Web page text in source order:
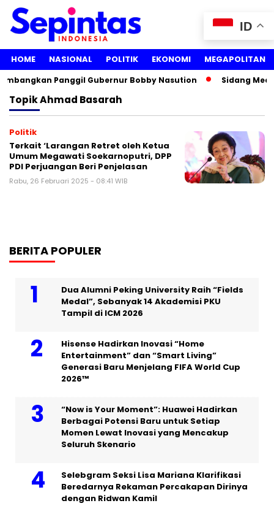
HOME NASIONAL POLITIK EKONOMI MEGAPOLITAN
Panggil Gubernur Bobby Nasution Sidang
TopikAhmad Basarah
Politik
Terkait ‘Larangan Retret oleh Ketua
Umum Megawati Soekarnoputri, DPP
PDI Perjuangan Beri Penjelasan
Rabu, 26 Februari 2025 - 08:41 WIB
BERITA POPULER
Dua Alumni Peking University Raih “Fields
Medal”, Sebanyak 14 Akademisi PKU
Tampil di ICM 2026
Hisense Hadirkan Inovasi “Home
Entertainment” dan “Smart Living”
Generasi Baru Menjelang FIFA World Cup
2026™
“Now is Your Moment”: Huawei Hadirkan
Berbagai Potensi Baru untuk Setiap
Momen Lewat Inovasi yang Mencakup
Seluruh Skenario
Selebgram Seksi Lisa Mariana Klarifikasi
Beredarnya Rekaman Percakapan Dirinya
dengan Ridwan Kamil
ID